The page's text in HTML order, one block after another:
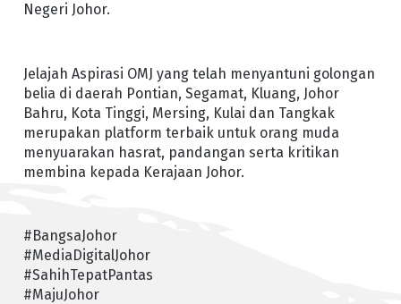
Negeri Johor.
Jelajah Aspirasi OMJ yang telah menyantuni golongan
belia di daerah Pontian, Segamat, Kluang, Johor
Bahru, Kota Tinggi, Mersing, Kulai dan Tangkak
merupakan platform terbaik untuk orang muda
menyuarakan hasrat, pandangan serta kritikan
membina kepada Kerajaan Johor.
#BangsaJohor
#MediaDigitalJohor
#SahihTepatPantas
#MajuJohor